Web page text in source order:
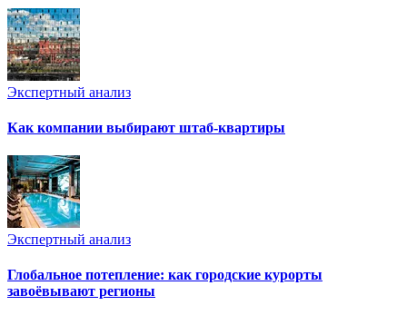
Экспертный анализ
Как компании выбирают штаб-квартиры
Экспертный анализ
Глобальное потепление: как городские курорты
завоёвывают регионы